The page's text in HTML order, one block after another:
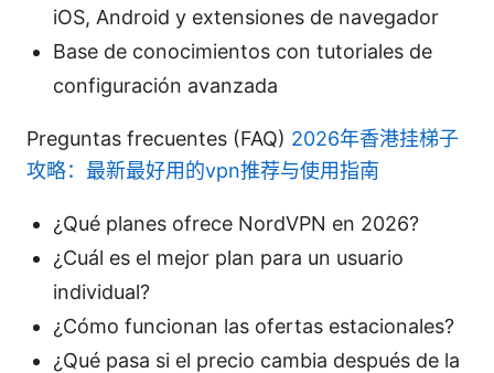
iOS, Android y extensiones de navegador
Base de conocimientos con tutoriales de
configuración avanzada
Preguntas frecuentes (FAQ) 2026年香港挂梯子
攻略：最新最好用的vpn推荐与使用指南
¿Qué planes ofrece NordVPN en 2026?
¿Cuál es el mejor plan para un usuario
individual?
¿Cómo funcionan las ofertas estacionales?
¿Qué pasa si el precio cambia después de la